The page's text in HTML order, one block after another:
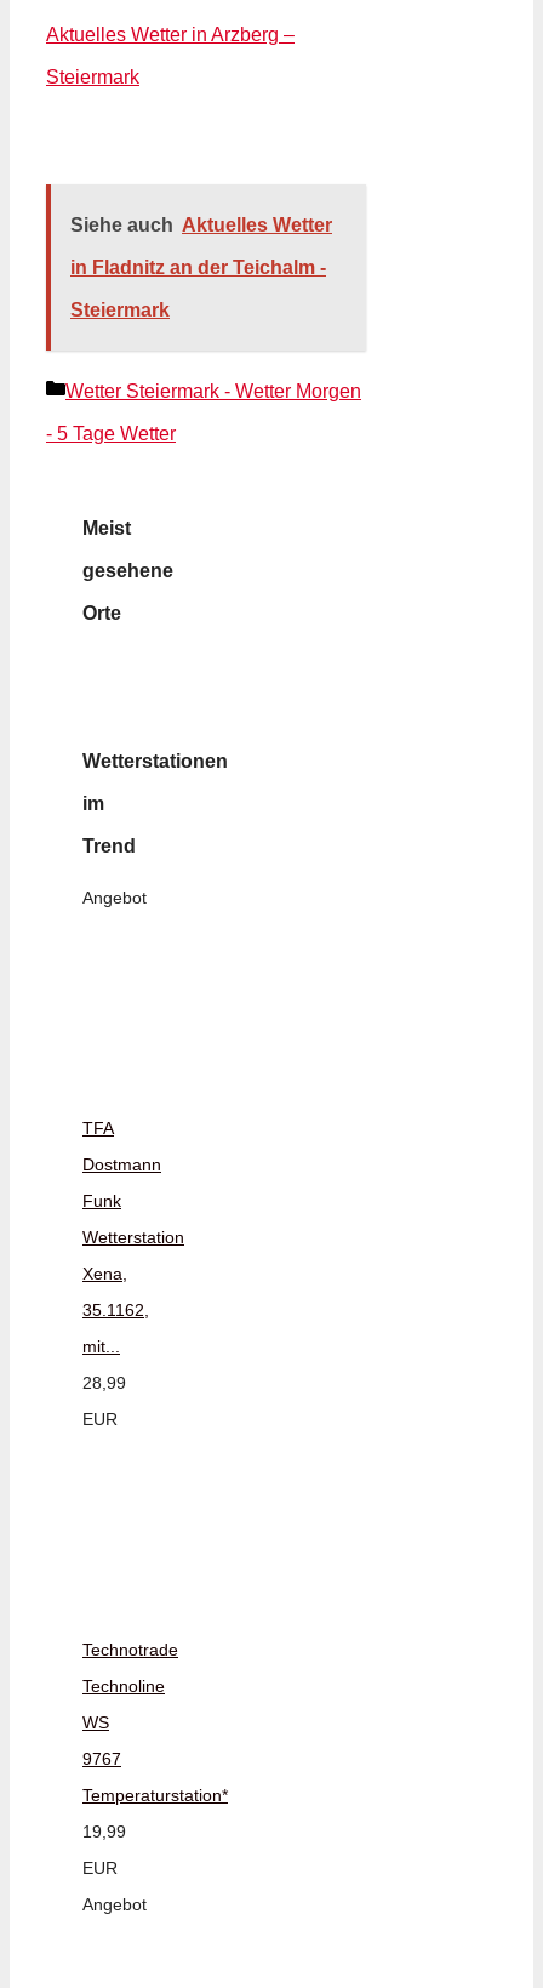
Aktuelles Wetter in Arzberg –
Steiermark
Siehe auch Aktuelles Wetter
in Fladnitz an der Teichalm -
Steiermark
Kategorien
Wetter Steiermark - Wetter Morgen
- 5 Tage Wetter
Meist
gesehene
Orte
Wetterstationen
im
Trend
Angebot
TFA
Dostmann
Funk
Wetterstation
Xena,
35.1162,
mit...
28,99
EUR
Technotrade
Technoline
WS
9767
Temperaturstation*
19,99
EUR
Angebot